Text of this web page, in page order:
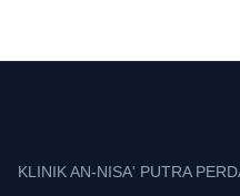
KLINIK AN-NISA' PUTRA